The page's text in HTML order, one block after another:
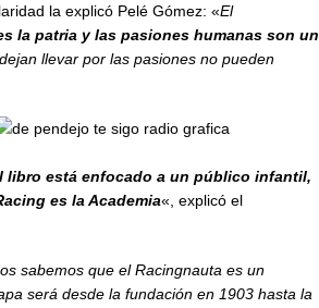
la explicó Pelé Gómez: «El
la patria y las pasiones humanas son un
llevar por las pasiones no pueden
libro está enfocado a un público infantil,
es la Academia«, explicó el
sabemos que el Racingnauta es un
será desde la fundación en 1903 hasta la